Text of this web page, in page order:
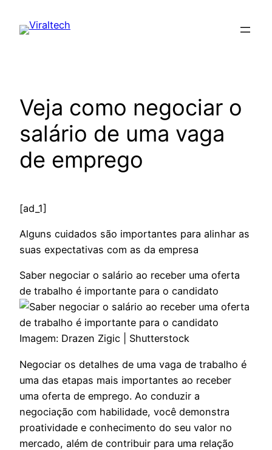
para
Veja como negociar o
salário de uma vaga
de emprego
[ad_1]
Alguns cuidados são importantes para alinhar as
suas expectativas com as da empresa
Saber negociar o salário ao receber uma oferta
de trabalho é importante para o candidato
Imagem: Drazen Zigic | Shutterstock
Negociar os detalhes de uma vaga de trabalho é
uma das etapas mais importantes ao receber
uma oferta de emprego. Ao conduzir a
negociação com habilidade, você demonstra
proatividade e conhecimento do seu valor no
mercado, além de contribuir para uma relação